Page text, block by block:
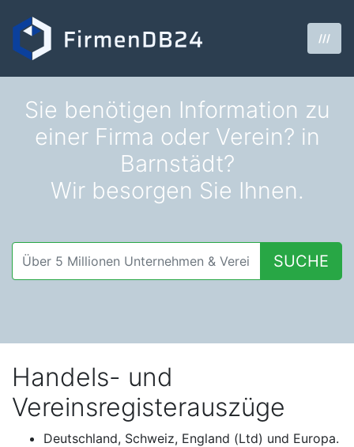
///
Sie benötigen Information zu
einer Firma oder Verein? in
Barnstädt?
Wir besorgen Sie Ihnen.
SUCHE
Handels- und
Vereinsregisterauszüge
Deutschland, Schweiz, England (Ltd) und Europa.